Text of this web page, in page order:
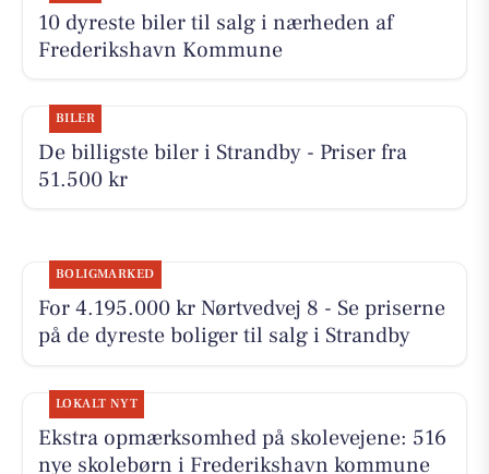
10 dyreste biler til salg i nærheden af
Frederikshavn Kommune
BILER
De billigste biler i Strandby - Priser fra
51.500 kr
BOLIGMARKED
For 4.195.000 kr Nørtvedvej 8 - Se priserne
på de dyreste boliger til salg i Strandby
LOKALT NYT
Ekstra opmærksomhed på skolevejene: 516
nye skolebørn i Frederikshavn kommune